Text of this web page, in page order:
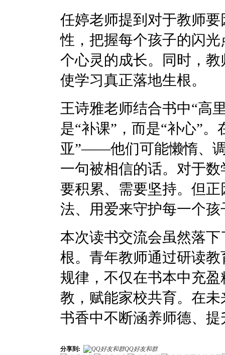
任婷老师提到对于教师
性，把握每个孩子的闪
个心灵的成长。同时，
使学习真正落地生根。
王诗雅老师结合书中“高
是“补课”，而是“补心”
亚”——他们可能懒惰、
一句被相信的话。对于
要积累、需要坚持。但
法、用爱来守护每一个
本次读书交流会虽然落
根。青年教师通过研读
规律，不仅在书本中充
教，赋能家校共育。在
书香中不断涵养师德、
分享到:
QQ好友和群